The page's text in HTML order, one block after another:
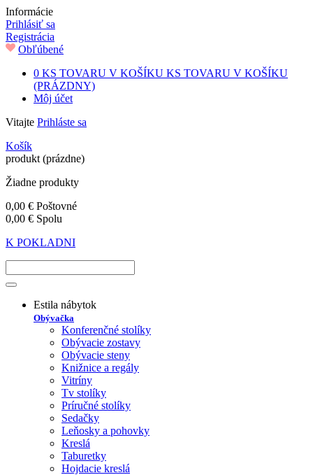
Informácie
Prihlásiť sa
Registrácia
Obľúbené
0 KS TOVARU V KOŠÍKU KS TOVARU V KOŠÍKU
(PRÁZDNY)
Môj účet
Vitajte Prihláste sa
Košík
produkt (prázdne)
Žiadne produkty
0,00 € Poštovné
0,00 € Spolu
K POKLADNI
Estila nábytok
Obývačka
Konferenčné stolíky
Obývacie zostavy
Obývacie steny
Knižnice a regály
Vitríny
Tv stolíky
Príručné stolíky
Sedačky
Leňosky a pohovky
Kreslá
Taburetky
Hojdacie kreslá